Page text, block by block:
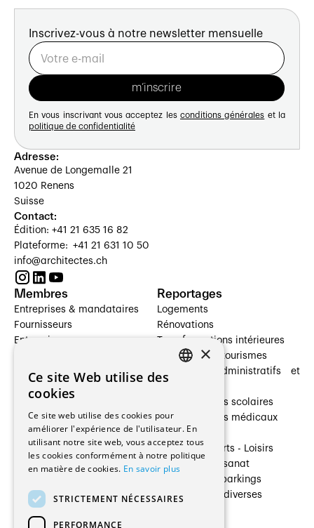
Inscrivez-vous à notre newsletter mensuelle
En vous inscrivant vous acceptez les conditions générales et la
politique de confidentialité
Adresse:
Avenue de Longemalle 21
1020 Renens
Suisse
Contact:
Édition: +41 21 635 16 82
Plateforme: +41 21 631 10 50
info@architectes.ch
Membres
Entreprises & mandataires
Fournisseurs
Entreprises
Architectes paysagistes
Architectes d'intérieur
Entreprises générales
Ingénieurs et mandataires
Fabricants / Fournisseurs
Régies immobilières
Gestion PPE
Reportages
Logements
Rénovations
Transformations intérieures
Hôtelleries et tourismes
Bâtiments administratifs et
Établissements scolaires
Établissements médicaux
Villas
Cultures - Sports - Loisirs
Industrie - Artisanat
Transports et parkings
Constructions diverses
×
Ce site Web utilise des
cookies
Ce site web utilise des cookies pour
améliorer l'expérience de l'utilisateur. En
utilisant notre site web, vous acceptez tous
les cookies conformément à notre politique
en matière de cookies. En savoir plus
STRICTEMENT NÉCESSAIRES
PERFORMANCE